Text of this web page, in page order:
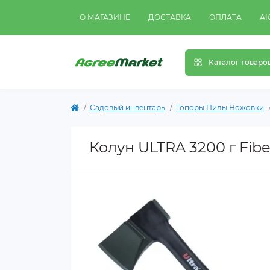
О МАГАЗИНЕ ДОСТАВКА ОПЛАТА
Каталог
Садовый инвентарь Топоры Пилы Ножовки
Колун ULTRA 3200 г